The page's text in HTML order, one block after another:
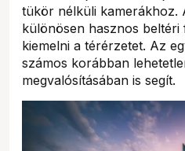
tükör nélküli kamerákhoz.
különösen hasznos beltéri
kiemelni a térérzetet. Az
számos korábban
megvalósításában is segít.